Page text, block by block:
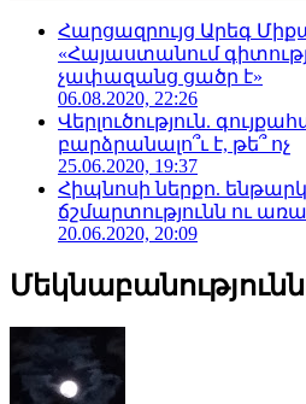
Հարցազրույց Արեգ
«Հայաստանում
չափազանց ցածր է»
06.08.2020, 22:26
Վերլուծություն.
բարձրանալո՞ւ է, թե՞ ոչ
25.06.2020, 19:37
Հիպնոսի ներքո.
ճշմարտությունն ու
20.06.2020, 20:09